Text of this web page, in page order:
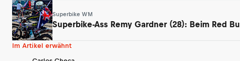
Superbike WM
Superbike-Ass Remy Gardner (28): Beim Red
Im Artikel erwähnt